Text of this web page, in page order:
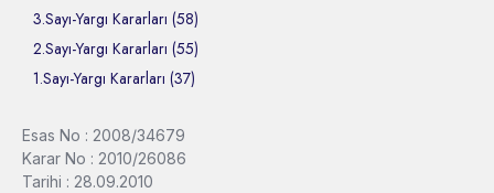
3.Sayı-Yargı Kararları (58)
2.Sayı-Yargı Kararları (55)
1.Sayı-Yargı Kararları (37)
Esas No : 2008/34679
Karar No : 2010/26086
Tarihi : 28.09.2010